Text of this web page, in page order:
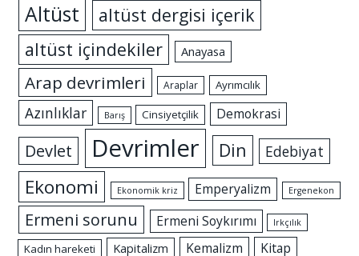
Altüst
altüst dergisi içerik
altüst içindekiler
Anayasa
Arap devrimleri Araplar Ayrımcılık
Azınlıklar Barış Cinsiyetçilik Demokrasi
Devlet Devrimler Din Edebiyat
Ekonomi Ekonomik kriz Emperyalizm Ergenekon
Ermeni sorunu Ermeni Soykırımı Irkçılık
Kadın hareketi Kapitalizm Kemalizm Kitap